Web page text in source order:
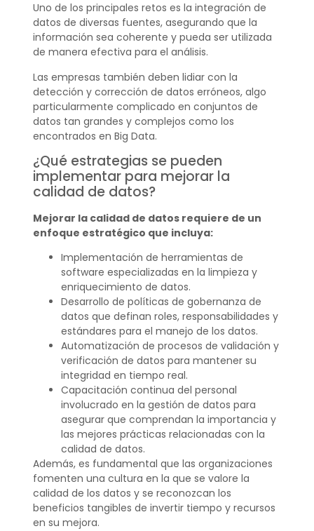
Uno de los principales retos es la integración de
datos de diversas fuentes, asegurando que la
información sea coherente y pueda ser utilizada
de manera efectiva para el análisis.
Las empresas también deben lidiar con la
detección y corrección de datos erróneos, algo
particularmente complicado en conjuntos de
datos tan grandes y complejos como los
encontrados en Big Data.
¿Qué estrategias se pueden
implementar para mejorar la
calidad de datos?
Mejorar la calidad de datos requiere de un
enfoque estratégico que incluya:
Implementación de herramientas de
software especializadas en la limpieza y
enriquecimiento de datos.
Desarrollo de políticas de gobernanza de
datos que definan roles, responsabilidades y
estándares para el manejo de los datos.
Automatización de procesos de validación y
verificación de datos para mantener su
integridad en tiempo real.
Capacitación continua del personal
involucrado en la gestión de datos para
asegurar que comprendan la importancia y
las mejores prácticas relacionadas con la
calidad de datos.
Además, es fundamental que las organizaciones
fomenten una cultura en la que se valore la
calidad de los datos y se reconozcan los
beneficios tangibles de invertir tiempo y recursos
en su mejora.